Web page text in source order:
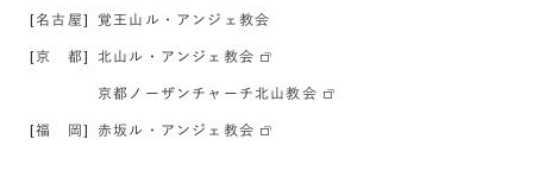
[名古屋] 覚王山ル・アンジェ教会
[京 都] 北山ル・アンジェ教会
京都ノーザンチャーチ北山教会
[福 岡] 赤坂ル・アンジェ教会